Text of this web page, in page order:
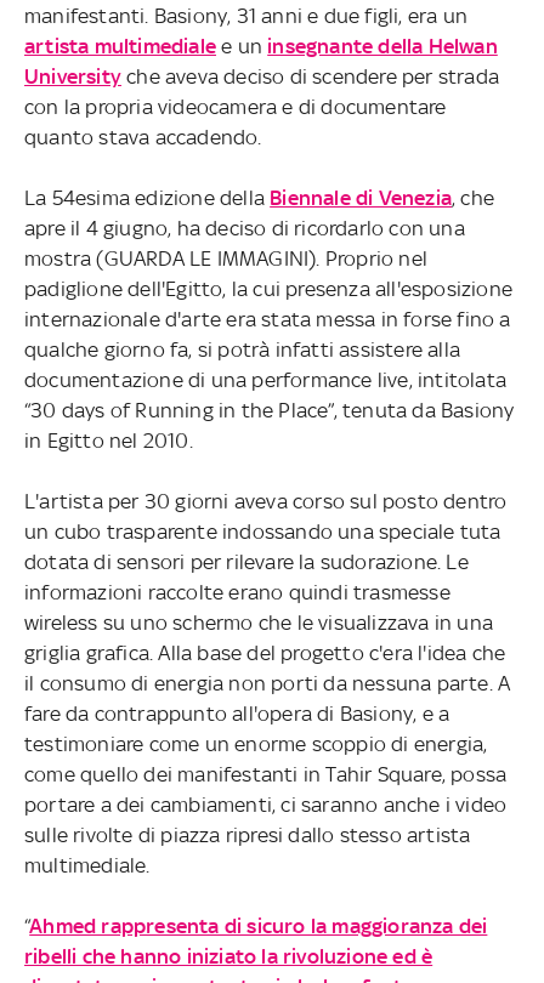
manifestanti. Basiony, 31 anni e due figli, era un
artista multimedialee un insegnante della Helwan
Universityche aveva deciso di scendere per strada
con la propria videocamera e di documentare
quanto stava accadendo.
La 54esima edizione della Biennale di Venezia, che
apre il 4 giugno, ha deciso di ricordarlo con una
mostra (GUARDA LE IMMAGINI). Proprio nel
padiglione dell'Egitto, la cui presenza all'esposizione
internazionale d'arte era stata messa in forse fino a
qualche giorno fa, si potrà infatti assistere alla
documentazione di una performance live, intitolata
“30 days of Running in the Place”, tenuta da Basiony
in Egitto nel 2010.
L'artista per 30 giorni aveva corso sul posto dentro
un cubo trasparente indossando una speciale tuta
dotata di sensori per rilevare la sudorazione. Le
informazioni raccolte erano quindi trasmesse
wireless su uno schermo che le visualizzava in una
griglia grafica. Alla base del progetto c'era l'idea che
il consumo di energia non porti da nessuna parte. A
fare da contrappunto all'opera di Basiony, e a
testimoniare come un enorme scoppio di energia,
come quello dei manifestanti in Tahir Square, possa
portare a dei cambiamenti, ci saranno anche i video
sulle rivolte di piazza ripresi dallo stesso artista
multimediale.
“Ahmed rappresenta di sicuro la maggioranza dei
ribelli che hanno iniziato la rivoluzione ed è